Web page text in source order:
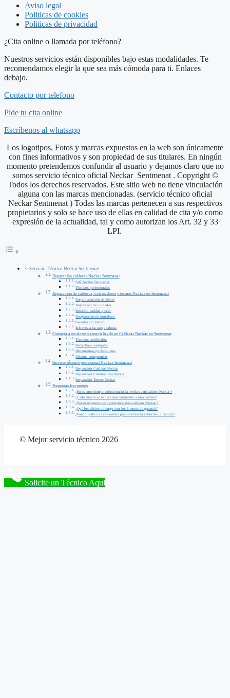
Aviso legal
Politicas de cookies
Politicas de privacidad
¿Cita online o llamada por teléfono?
Nuestros servicios están disponibles bajo estas modalidades. Te
recomendamos elegir la que sea más cómoda para ti. Enlaces
debajo.
Contacto por telefono
Pide tu cita online
Escríbenos al whatsapp
Los logotipos, Fotos y marcas expuestos en la web son únicamente
con fines informativos y son propiedad de sus titulares. En ningún
momento pretendemos confundir al usuario y dejamos claro que no
somos servicio técnico oficial Neckar Sentmenat . Copyright ©
Todos los derechos reservados. Este sitio web no tiene vinculación
alguna con las marcas mencionadas. (servicio técnico oficial
Neckar Sentmenat ) Todas las marcas pertenecen a sus respectivos
propietarios y solo se hace uso de ellas en calidad de cita y/o como
expresión de la actualidad, tal y como autorizan los Art. 32 y 33
LPI.
Servicio Técnico Neckar Sentmenat
Reparación calderas Neckar Sentmenat
SAT Neckar Sentmenat
Técnicos profesionales
Reparación de calderas, calentadores y termos Neckar en Sentmenat
Rápida atención al cliente
Amplia red de unidades
Relación calidad-precio
Desplazamiento inmediato
Garantía por escrito
Informes a las aseguradoras
Contacta a un técnico especializado en Calderas Neckar en Sentmenat
Técnicos certificados
Recambios originales
Herramientas profesionales
Máximo compromiso
Servicio técnico profesional Neckar Sentmenat
Reparación Calderas Neckar
Reparación Calentadores Neckar
Reparación Termos Neckar
Preguntas frecuentes
¿En cuanto tiempo solucionarán la avería de mi caldera Neckar ?
¿Cada cuánto se le hace mantenimiento a una caldera?
¿Hacen reparaciones de urgencia para calderas Neckar ?
¿Qué beneficios obtengo con los 6 meses de garantía?
¿Puedo pedir una cita online para solicitar la visita de un técnico?
© Mejor servicio técnico 2026
Solicite un Técnico Aqui